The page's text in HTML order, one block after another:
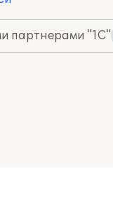
партнерами "1С"